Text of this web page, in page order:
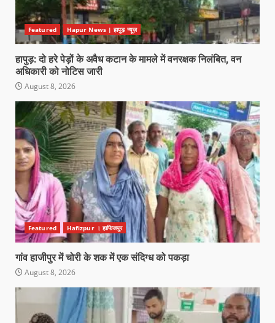
Featured Hapur News | हापुड़ न्यूज़
हापुड़: दो हरे पेड़ों के अवैध कटान के मामले में वनरक्षक निलंबित, वन
अधिकारी को नोटिस जारी
August 8, 2026
Featured Hafizpur । हाफिजपुर
गांव हाजीपुर में चोरी के शक में एक संदिग्ध को पकड़ा
August 8, 2026